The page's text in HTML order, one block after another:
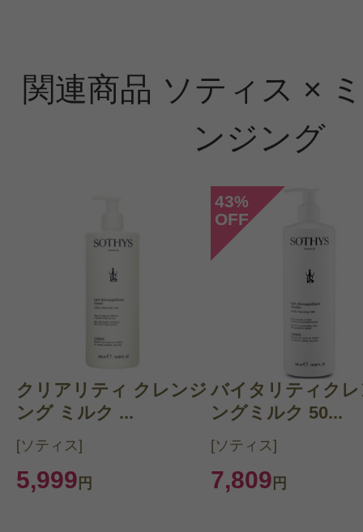
関連商品 ソティス ×
ンジング
クリアリティ クレンジ
ング ミルク ...
[ソティス]
5,999 円
43%
OFF
バイタリティク
ングミルク 50...
[ソティス]
7,809 円